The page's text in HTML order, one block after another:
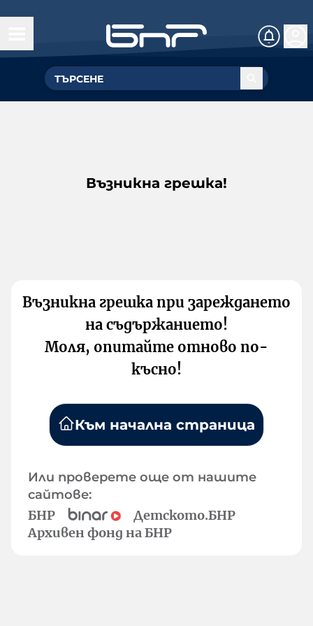
Възникна грешка!
Възникна грешка при зареждането
на съдържанието!
Моля, опитайте отново по-
късно!
Към начална страница
Или проверете още от нашите
сайтове:
БНР
Детското.БНР
Архивен фонд на БНР